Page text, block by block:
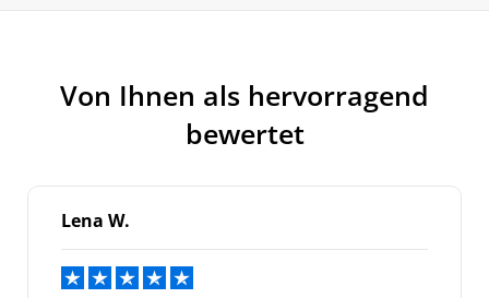
Von Ihnen als hervorragend
bewertet
Lena W.